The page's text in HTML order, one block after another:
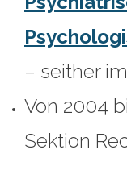
– seither
Von 2004
Sektion